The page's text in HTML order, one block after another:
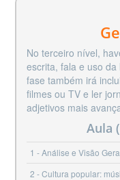
No terceiro nível,
escrita, fala e uso
fase também irá
filmes ou TV e ler
adjetivos mais
Aula
1
Análise e Visão
2
Cultura popular: